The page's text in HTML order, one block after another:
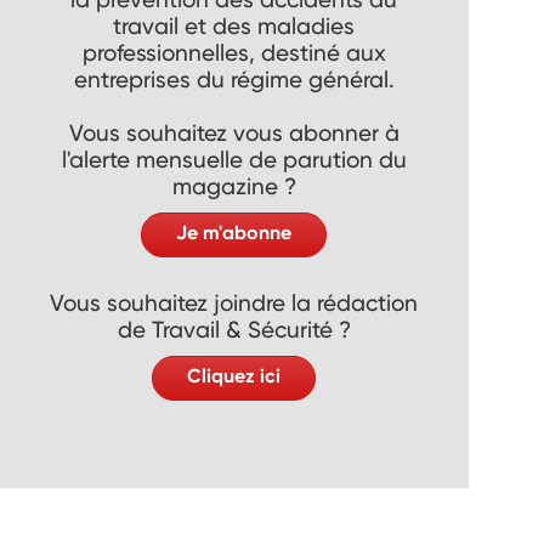
travail et des maladies
professionnelles, destiné aux
entreprises du régime général.
Vous souhaitez vous abonner à
l'alerte mensuelle de parution du
magazine ?
Je m'abonne
Vous souhaitez joindre la rédaction
de Travail & Sécurité ?
Cliquez ici